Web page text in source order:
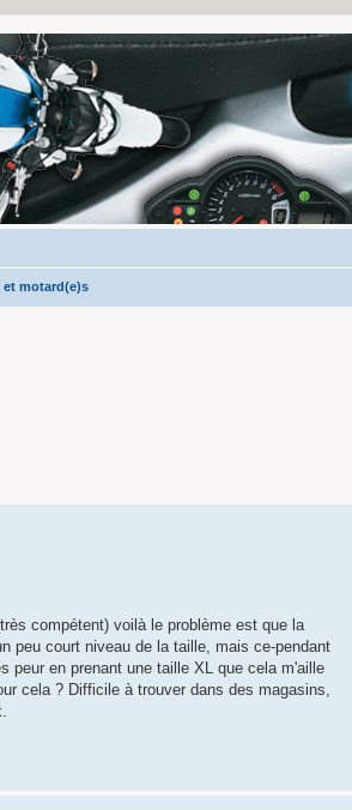
et motard(e)s
compétent) voilà le problème est que la
peu court niveau de la taille, mais ce-pendant
peur en prenant une taille XL que cela m'aille
cela ? Difficile à trouver dans des magasins,